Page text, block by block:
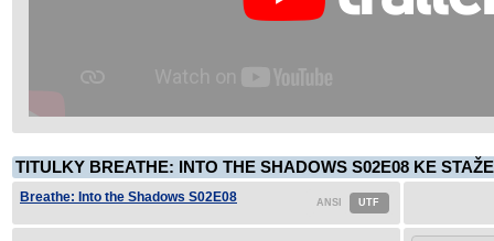
TITULKY BREATHE: INTO THE SHADOWS S02E08 KE
Breathe: Into the Shadows S02E08